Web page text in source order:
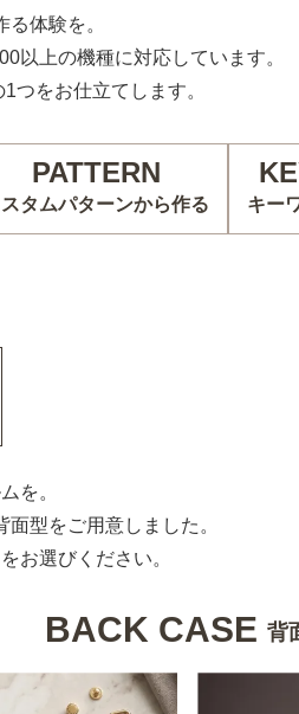
体験を。
以上の機種に対応しています。
つをお仕立てします。
PATTERN
タムパターンから作る キー
を。
型をご用意しました。
お選びください。
BACK CASE 背